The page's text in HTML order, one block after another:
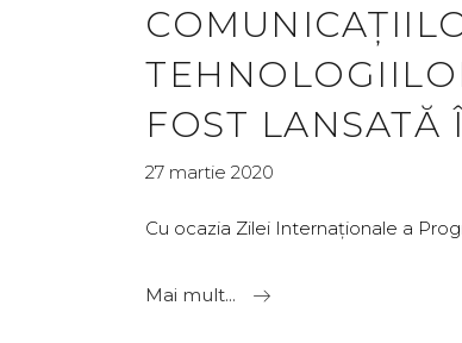
FOST
27 martie 2020
Cu ocazia Zilei Internaționale a
Mai mult...